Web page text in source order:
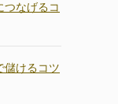
つなげるコ
儲けるコツ